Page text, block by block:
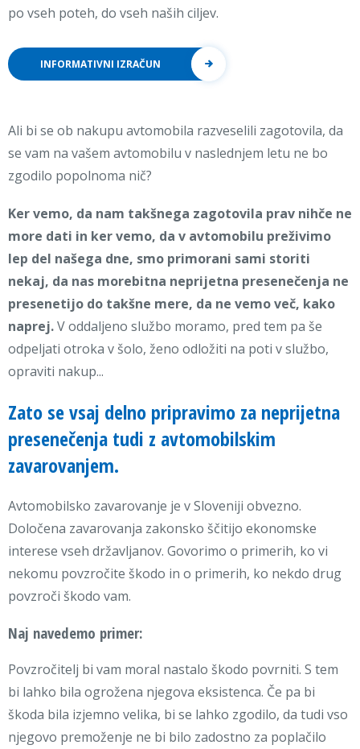
po vseh poteh, do vseh naših ciljev.
INFORMATIVNI IZRAČUN
Ali bi se ob nakupu avtomobila razveselili zagotovila, da
se vam na vašem avtomobilu v naslednjem letu ne bo
zgodilo popolnoma nič?
Ker vemo, da nam takšnega zagotovila prav nihče ne
more dati in ker vemo, da v avtomobilu preživimo
lep del našega dne, smo primorani sami storiti
nekaj, da nas morebitna neprijetna presenečenja ne
presenetijo do takšne mere, da ne vemo več, kako
naprej.V oddaljeno službo moramo, pred tem pa še
odpeljati otroka v šolo, ženo odložiti na poti v službo,
opraviti nakup...
Zato se vsaj delno pripravimo za neprijetna
presenečenja tudi z avtomobilskim
zavarovanjem.
Avtomobilsko zavarovanje je v Sloveniji obvezno.
Določena zavarovanja zakonsko ščitijo ekonomske
interese vseh državljanov. Govorimo o primerih, ko vi
nekomu povzročite škodo in o primerih, ko nekdo drug
povzroči škodo vam.
Naj navedemo primer:
Povzročitelj bi vam moral nastalo škodo povrniti. S tem
bi lahko bila ogrožena njegova eksistenca. Če pa bi
škoda bila izjemno velika, bi se lahko zgodilo, da tudi vso
njegovo premoženje ne bi bilo zadostno za poplačilo